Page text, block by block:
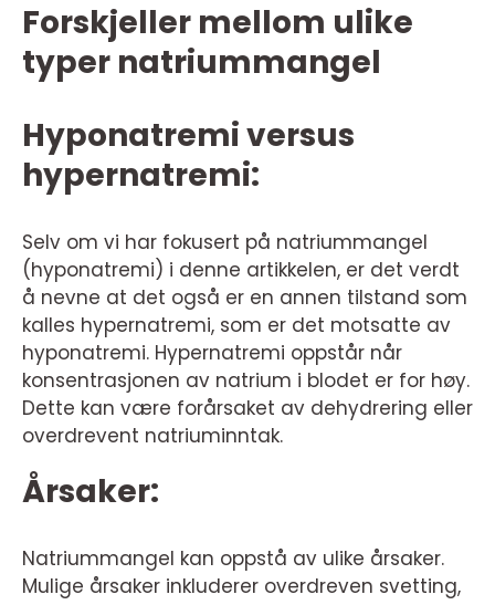
Forskjeller mellom ulike
typer natriummangel
Hyponatremi versus
hypernatremi:
Selv om vi har fokusert på natriummangel
(hyponatremi) i denne artikkelen, er det verdt
å nevne at det også er en annen tilstand som
kalles hypernatremi, som er det motsatte av
hyponatremi. Hypernatremi oppstår når
konsentrasjonen av natrium i blodet er for høy.
Dette kan være forårsaket av dehydrering eller
overdrevent natriuminntak.
Årsaker:
Natriummangel kan oppstå av ulike årsaker.
Mulige årsaker inkluderer overdreven svetting,